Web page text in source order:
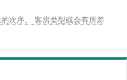
次序。 客房类型或会有所差